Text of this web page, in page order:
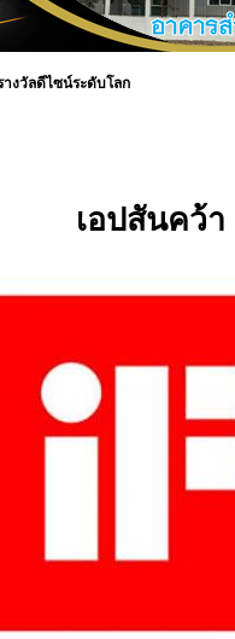
างวัลดีไซน์ระดับโลก
เอปสันคว้า